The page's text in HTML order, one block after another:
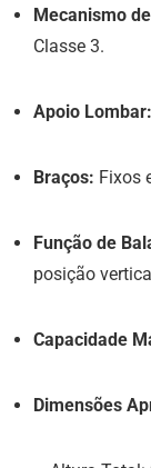
Mecanismo
Classe 3.
Apoio Lombar:
Braços: Fixos
Função de
posição
Capacidade
Dimensões